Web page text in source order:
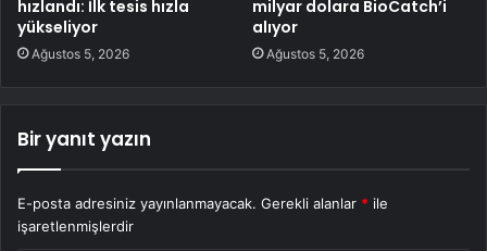
hızlandı: İlk tesis hızla
yükseliyor
Ağustos 5, 2026
milyar dolara BioCatch’i
alıyor
Ağustos 5, 2026
Bir yanıt yazın
E-posta adresiniz yayınlanmayacak. Gerekli alanlar * ile
işaretlenmişlerdir